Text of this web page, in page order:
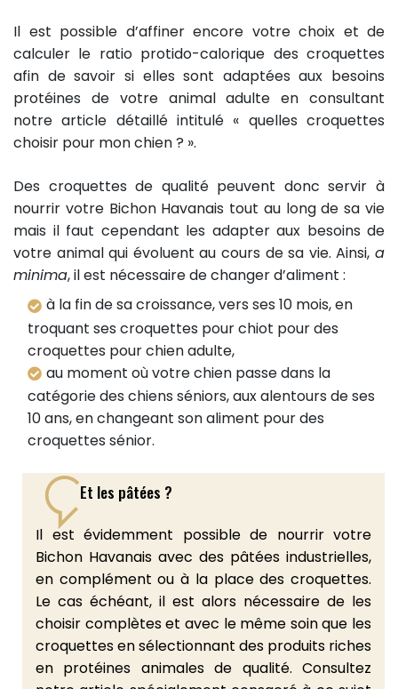
Il est possible d’affiner encore votre choix et de
calculer le ratio protido-calorique des croquettes
afin de savoir si elles sont adaptées aux besoins
protéines de votre animal adulte en consultant
notre article détaillé intitulé « quelles croquettes
choisir pour mon chien ? ».
Des croquettes de qualité peuvent donc servir à
nourrir votre Bichon Havanais tout au long de sa vie
mais il faut cependant les adapter aux besoins de
votre animal qui évoluent au cours de sa vie. Ainsi, a
minima, il est nécessaire de changer d’aliment :
à la fin de sa croissance, vers ses 10 mois, en
troquant ses croquettes pour chiot pour des
croquettes pour chien adulte,
au moment où votre chien passe dans la
catégorie des chiens séniors, aux alentours de ses
10 ans, en changeant son aliment pour des
croquettes sénior.
Et les pâtées ?
Il est évidemment possible de nourrir votre
Bichon Havanais avec des pâtées industrielles,
en complément ou à la place des croquettes.
Le cas échéant, il est alors nécessaire de les
choisir complètes et avec le même soin que les
croquettes en sélectionnant des produits riches
en protéines animales de qualité. Consultez